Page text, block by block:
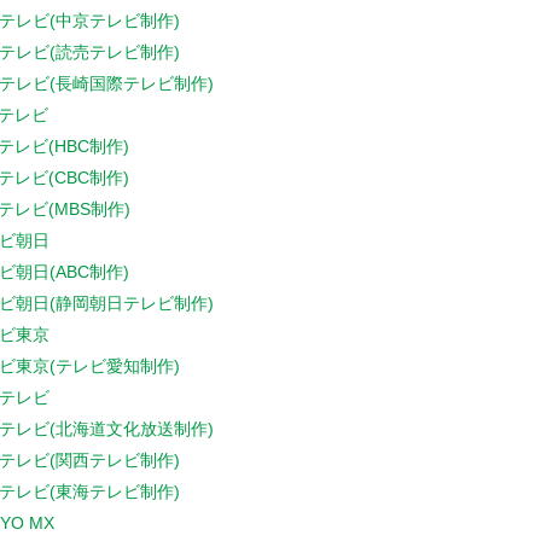
レビ(中京テレビ制作)
レビ(読売テレビ制作)
レビ(長崎国際テレビ制作)
レビ
レビ(HBC制作)
レビ(CBC制作)
レビ(MBS制作)
朝日
朝日(ABC制作)
朝日(静岡朝日テレビ制作)
東京
東京(テレビ愛知制作)
レビ
レビ(北海道文化放送制作)
レビ(関西テレビ制作)
レビ(東海テレビ制作)
MX